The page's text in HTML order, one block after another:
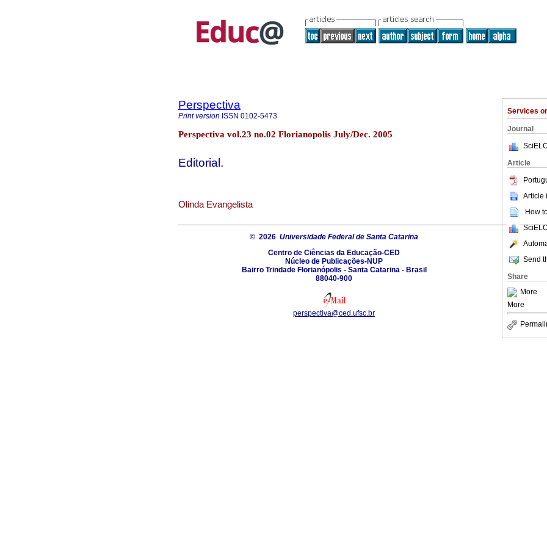
Services
Journal
Article
Article
How
Send
Share
More
More
Perspectiva
Print version ISSN 0102-5473
Perspectiva vol.23 no.02 Florianopolis July/Dec. 2005
Editorial.
Olinda Evangelista
© 2026 Universidade Federal de Santa Catarina
Centro de Ciências da Educação-CED
Núcleo de Publicações-NUP
Bairro Trindade Florianópolis - Santa Catarina - Brasil
88040-900
perspectiva@ced.ufsc.br